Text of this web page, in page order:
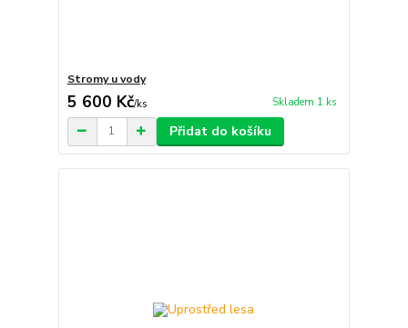
Stromy u vody
5 600 Kč/ks Skladem 1 ks
Přidat do košíku